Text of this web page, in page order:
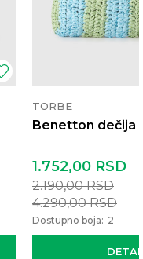
TORBE
Benetton dečija
1.752,00 RSD
2.190,00RSD
4.290,00RSD
Dostupno boja: 2